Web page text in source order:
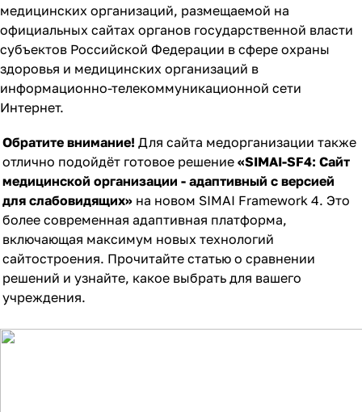
медицинских организаций, размещаемой на
официальных сайтах органов государственной власти
субъектов Российской Федерации в сфере охраны
здоровья и медицинских организаций в
информационно-телекоммуникационной сети
Интернет.
Обратите внимание! Для сайта медорганизации также
отлично подойдёт готовое решение «SIMAI-SF4: Сайт
медицинской организации - адаптивный с версией
для слабовидящих» на новом SIMAI Framework 4. Это
более современная адаптивная платформа,
включающая максимум новых технологий
сайтостроения. Прочитайте статью о сравнении
решений и узнайте, какое выбрать для вашего
учреждения.